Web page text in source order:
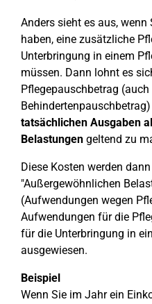
Anders sieht es aus, wenn
haben, eine zusätzliche
Unterbringung in einem
müssen. Dann lohnt es
Pflegepauschbetrag
tatsächlichen Ausgaben
Belastungen geltend zu
Diese Kosten werden
"Außergewöhnlichen
(Aufwendungen wegen
Aufwendungen für die
für die Unterbringung in
ausgewiesen.
Beispiel
Wenn Sie im Jahr ein